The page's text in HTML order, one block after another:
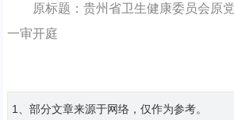
原标题：贵州省卫生健康委员会原
一审开庭
1、部分文章来源于网络，仅作为参考。